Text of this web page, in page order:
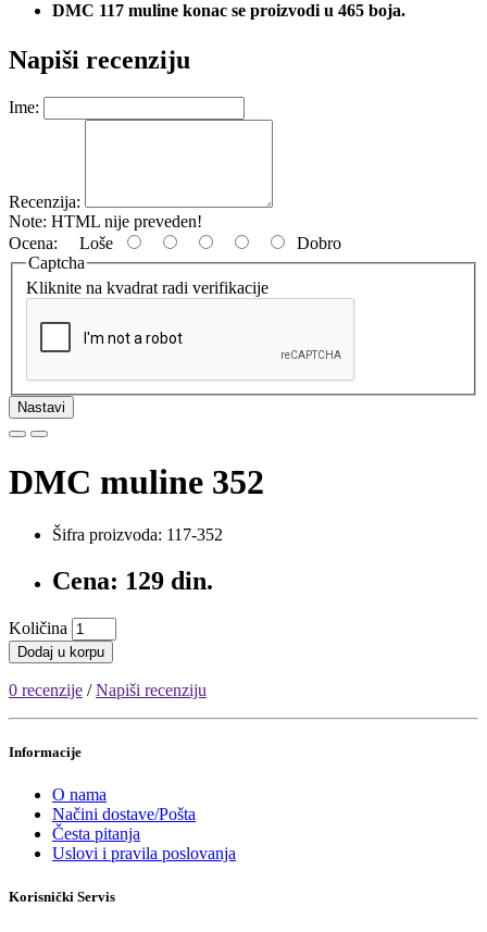
DMC 117 muline konac se proizvodi u 465 boja.
Napiši recenziju
Ime:
Recenzija:
Note: HTML nije preveden!
Ocena: Loše
Dobro
Captcha
Kliknite na kvadrat radi verifikacije
Nastavi
DMC muline 352
Šifra proizvoda: 117-352
Cena: 129 din.
Količina
Dodaj u korpu
0 recenzije /Napiši recenziju
Informacije
O nama
Načini dostave/Pošta
Česta pitanja
Uslovi i pravila poslovanja
Korisnički Servis